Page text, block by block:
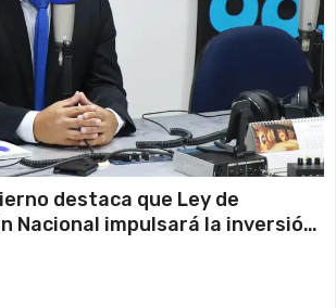
destaca que Ley de
Nacional impulsará la inversión